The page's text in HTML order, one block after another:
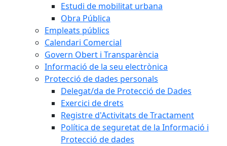
Estudi de mobilitat urbana
Obra Pública
Empleats públics
Calendari Comercial
Govern Obert i Transparència
Informació de la seu electrònica
Protecció de dades personals
Delegat/da de Protecció de Dades
Exercici de drets
Registre d'Activitats de Tractament
Política de seguretat de la Informació i
Protecció de dades